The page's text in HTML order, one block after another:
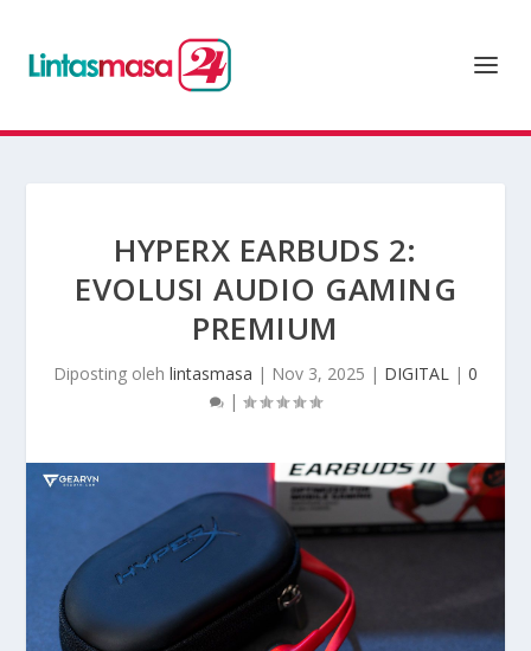
HYPERX EARBUDS 2:
EVOLUSI AUDIO GAMING
PREMIUM
Diposting oleh lintasmasa | Nov 3, 2025 | DIGITAL | 0
|